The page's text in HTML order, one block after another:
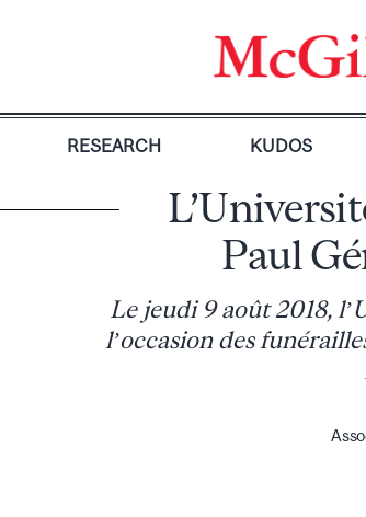
RESEARCH KUDOS
Paul
Le jeudi 9 août 2018,
l’occasion des